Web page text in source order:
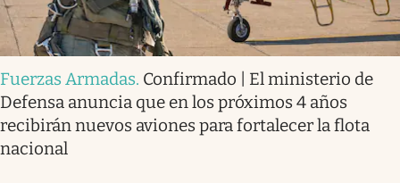
Fuerzas Armadas. Confirmado | El ministerio de
Defensa anuncia que en los próximos 4 años
recibirán nuevos aviones para fortalecer la flota
nacional